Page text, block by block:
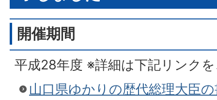
開催期間
平成28年度 ※詳細は下記リンク
山口県ゆかりの歴代総理大臣